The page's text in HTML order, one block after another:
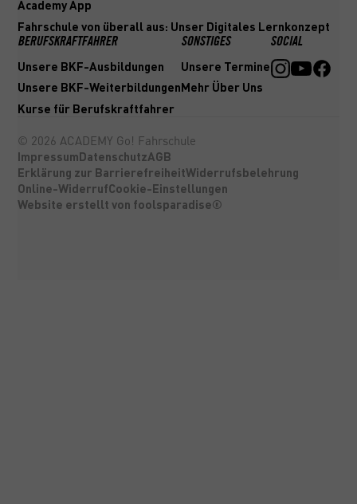
Academy App
Fahrschule von überall aus: Unser Digitales Lernkonzept
BERUFSKRAFTFAHRER
Unsere BKF-Ausbildungen
Unsere BKF-Weiterbildungen
Kurse für Berufskraftfahrer
SONSTIGES
Unsere Termine
Mehr Über Uns
SOCIAL
© 2026 ACADEMY Go! Fahrschule
ImpressumDatenschutzAGB
Erklärung zur BarrierefreiheitWiderrufsbelehrung
Online-WiderrufCookie-Einstellungen
Website erstellt von foolsparadise®